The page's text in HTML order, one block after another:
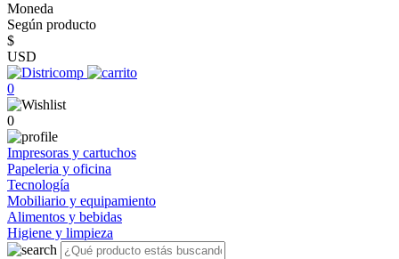
Moneda
Según producto
$
USD
0
0
Impresoras y cartuchos
Papeleria y oficina
Tecnología
Mobiliario y equipamiento
Alimentos y bebidas
Higiene y limpieza